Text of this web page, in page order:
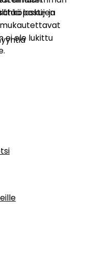
laskujen
ja
ei ole lukittu